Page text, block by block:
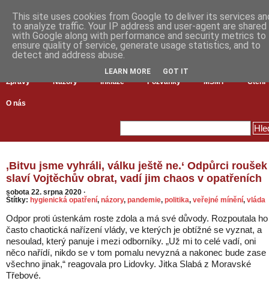
Zprávy Názory Inkluze Pozvánky MŠMT Čtení
O nás
‚Bitvu jsme vyhráli, válku ještě ne.‘ Odpůrci roušek
slaví Vojtěchův obrat, vadí jim chaos v opatřeních
sobota 22. srpna 2020 ·
Štítky: hygienická opatření, názory, pandemie, politika, veřejné mínění, vláda
Odpor proti ústenkám roste zdola a má své důvody. Rozpoutala ho
často chaotická nařízení vlády, ve kterých je obtížné se vyznat, a
nesoulad, který panuje i mezi odborníky. „Už mi to celé vadí, oni
něco nařídí, nikdo se v tom pomalu nevyzná a nakonec bude zase
všechno jinak,“ reagovala pro Lidovky. Jitka Slabá z Moravské
Třebové.
This site uses cookies from Google to deliver its services
to analyze traffic. Your IP address and user-agent are shared
with Google along with performance and security metrics to
ensure quality of service, generate usage statistics, and to
detect and address abuse.
LEARN MORE GOT IT